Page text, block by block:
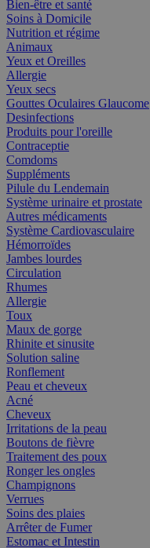
Bien-être et santé
Soins à Domicile
Nutrition et régime
Animaux
Yeux et Oreilles
Allergie
Yeux secs
Gouttes Oculaires Glaucome
Desinfections
Produits pour l'oreille
Contraceptie
Comdoms
Suppléments
Pilule du Lendemain
Système urinaire et prostate
Autres médicaments
Système Cardiovasculaire
Hémorroïdes
Jambes lourdes
Circulation
Rhumes
Allergie
Toux
Maux de gorge
Rhinite et sinusite
Solution saline
Ronflement
Peau et cheveux
Acné
Cheveux
Irritations de la peau
Boutons de fièvre
Traitement des poux
Ronger les ongles
Champignons
Verrues
Soins des plaies
Arrêter de Fumer
Estomac et Intestin